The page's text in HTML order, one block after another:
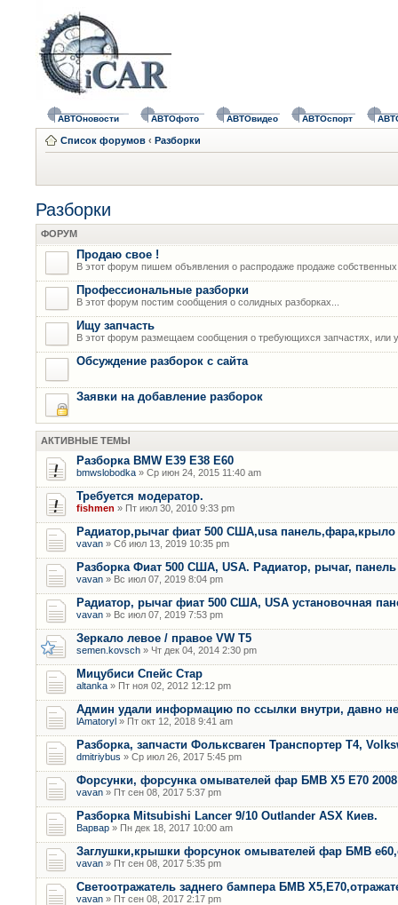
АВТОновости АВТОфото АВТОвидео АВТОспорт
Список форумов ‹ Разборки
Разборки
ФОРУМ
Продаю свое !
В этот форум пишем объявления о распродаже продаже
Профессиональные разборки
В этот форум постим сообщения о солидных разборках...
Ищу запчасть
В этот форум размещаем сообщения о требующихся запчастях, или
Обсуждение разборок с сайта
Заявки на добавление разборок
АКТИВНЫЕ ТЕМЫ
Разборка BMW E39 E38 E60
bmwslobodka » Ср июн 24, 2015 11:40 am
Требуется модератор.
fishmen » Пт июл 30, 2010 9:33 pm
Радиатор,рычаг фиат 500 США,usa панель,фара,крыло
vavan » Сб июл 13, 2019 10:35 pm
Разборка Фиат 500 США, USA. Радиатор, рычаг,
vavan » Вс июл 07, 2019 8:04 pm
Радиатор, рычаг фиат 500 США, USA установочная
vavan » Вс июл 07, 2019 7:53 pm
Зеркало левое / правое VW T5
semen.kovsch » Чт дек 04, 2014 2:30 pm
Мицубиси Спейс Стар
altanka » Пт ноя 02, 2012 12:12 pm
Админ удали информацию по ссылки внутри, давно не
lAmatoryl » Пт окт 12, 2018 9:41 am
Разборка, запчасти Фольксваген Транспортер Т4,
dmitriybus » Ср июл 26, 2017 5:45 pm
Форсунки, форсунка омывателей фар БМВ Х5 Е70 2008
vavan » Пт сен 08, 2017 5:37 pm
Разборка Mitsubishi Lancer 9/10 Outlander ASX Киев.
Варвар » Пн дек 18, 2017 10:00 am
Заглушки,крышки форсунок омывателей фар БМВ
vavan » Пт сен 08, 2017 5:35 pm
Светоотражатель заднего бампера БМВ
vavan » Пт сен 08, 2017 2:17 pm